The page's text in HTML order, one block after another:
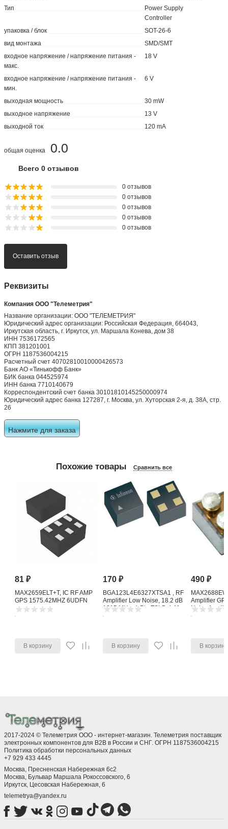
Тип
Power Supply
Controller
упаковка / блок
SOT-26-6
вид монтажа
SMD/SMT
входное напряжение / напряжение питания -
макс.
18 V
входное напряжение / напряжение питания -
мин.
6 V
выходная мощность
30 mW
выходное напряжение
13 V
выходной ток
120 mA
0.0
общая оценка
Всего 0 отзывов
0 отзывов
0 отзывов
0 отзывов
0 отзывов
0 отзывов
Оставить отзыв
Реквизиты
Компания ООО "Телеметрия"
Название организации: ООО "ТЕЛЕМЕТРИЯ"
Юридический адрес организации: Российская Федерация, 664043,
Иркутская область, г. Иркутск, ул. Маршала Конева, дом 38
ИНН 7536172565
КПП 381201001
ОГРН 1187536004215
Расчетный счет 40702810010000426573
Банк АО «Тинькофф Банк»
БИК банка 044525974
ИНН банка 7710140679
Корреспондентский счет банка 30101810145250000974
Юридический адрес банка 127287, г. Москва, ул. Хуторская 2-я, д. 38А, стр.
26
Нажмите для заказа
Похожие товары Сравнить все
81₽
MAX2659ELT+T, IC RF AMP
GPS 1575.42MHZ 6UDFN
В корзину
170₽
BGA123L4E6327XTSA1 , RF
Amplifier Low Noise, 18.2 dB
1615 MHz, 4-Pin TSLP-4-11
В корзину
490₽
Amplifier
Noise
В корзину
2017-2024 © Телеметрия ООО - интернет-магазин. Телеметрия поставщик
электронных компонентов для B2B в России и СНГ. ОГРН 1187536004215
Политика обработки персональных данных
+7 929 433 4445
Москва, Пресненская Набережная 6с2
Москва, ​Бульвар Маршала Рокоссовского, 6
Иркутск, ​Цесовская Набережная, 6
telemetrya@yandex.ru